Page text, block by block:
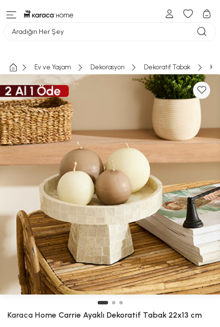
Aradığın Her Şey
Ev ve Yaşam Dekorasyon Dekoratif Tabak
Karaca Home Carrie Ayaklı Dekoratif Tabak 22x13 cm